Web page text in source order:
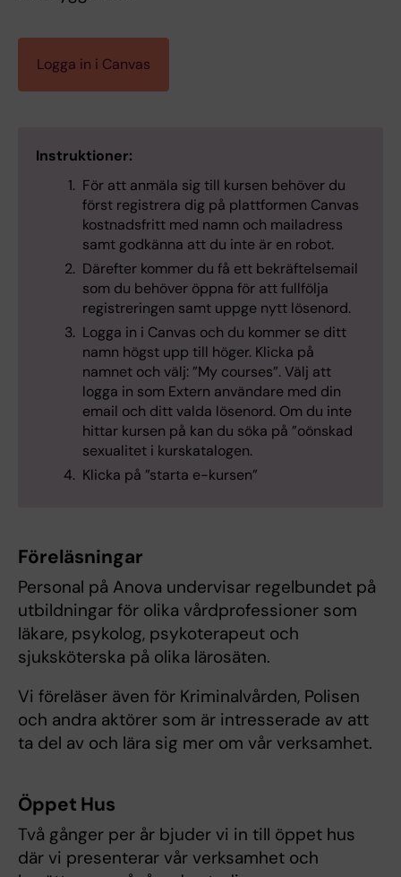
Logga in i Canvas
Instruktioner:
För att anmäla sig till kursen behöver du
först registrera dig på plattformen Canvas
kostnadsfritt med namn och mailadress
samt godkänna att du inte är en robot.
Därefter kommer du få ett bekräftelsemail
som du behöver öppna för att fullfölja
registreringen samt uppge nytt lösenord.
Logga in i Canvas och du kommer se ditt
namn högst upp till höger. Klicka på
namnet och välj: ”My courses”. Välj att
logga in som Extern användare med din
email och ditt valda lösenord. Om du inte
hittar kursen på kan du söka på ”oönskad
sexualitet i kurskatalogen.
Klicka på ”starta e-kursen”
Föreläsningar
Personal på Anova undervisar regelbundet på
utbildningar för olika vårdprofessioner som
läkare, psykolog, psykoterapeut och
sjuksköterska på olika lärosäten.
Vi föreläser även för Kriminalvården, Polisen
och andra aktörer som är intresserade av att
ta del av och lära sig mer om vår verksamhet.
Öppet Hus
Två gånger per år bjuder vi in till öppet hus
där vi presenterar vår verksamhet och